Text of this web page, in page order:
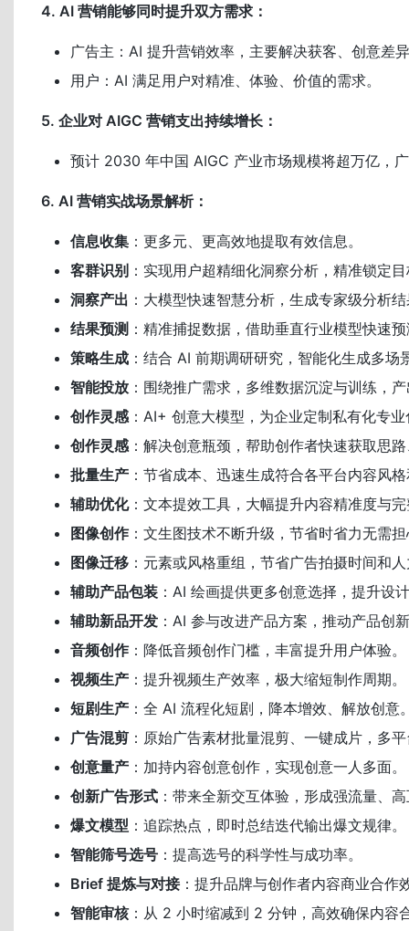
4. AI 营销能够同时提升双方需求：
广告主：AI 提升营销效率，主要解决获客、创意差
用户：AI 满足用户对精准、体验、价值的需求。
5. 企业对 AIGC 营销支出持续增长：
预计 2030 年中国 AIGC 产业市场规模将超万亿，
6. AI 营销实战场景解析：
信息收集 ：更多元、更高效地提取有效信息。
客群识别 ：实现用户超精细化洞察分析，精准锁定
洞察产出 ：大模型快速智慧分析，生成专家级分析
结果预测 ：精准捕捉数据，借助垂直行业模型快速
策略生成 ：结合 AI 前期调研研究，智能化生成多场
智能投放 ：围绕推广需求，多维数据沉淀与训练，
创作灵感 ：AI+ 创意大模型，为企业定制私有化专
创作灵感 ：解决创意瓶颈，帮助创作者快速获取思
批量生产 ：节省成本、迅速生成符合各平台内容风
辅助优化：文本提效工具，大幅提升内容精准度与
图像创作：文生图技术不断升级，节省时省力无需
图像迁移 ：元素或风格重组，节省广告拍摄时间和
辅助产品包装 ：AI 绘画提供更多创意选择，提升设
辅助新品开发 ：AI 参与改进产品方案，推动产品创
音频创作：降低音频创作门槛，丰富提升用户体验。
视频生产 ：提升视频生产效率，极大缩短制作周期。
短剧生产 ：全 AI 流程化短剧，降本增效、解放创意
广告混剪 ：原始广告素材批量混剪、一键成片，多
创意量产 ：加持内容创意创作，实现创意一人多面。
创新广告形式 ：带来全新交互体验，形成强流量、
爆文模型 ：追踪热点，即时总结迭代输出爆文规律。
智能筛号选号 ：提高选号的科学性与成功率。
Brief 提炼与对接：提升品牌与创作者内容商业合作
智能审核：从 2 小时缩减到 2 分钟，高效确保内容